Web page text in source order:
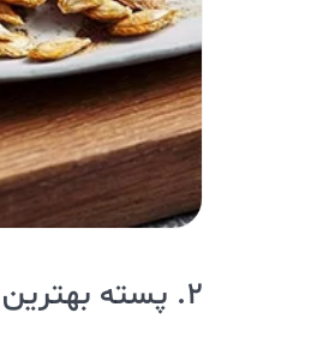
2. پسته بهترین آجیل حاوی ویتامین A